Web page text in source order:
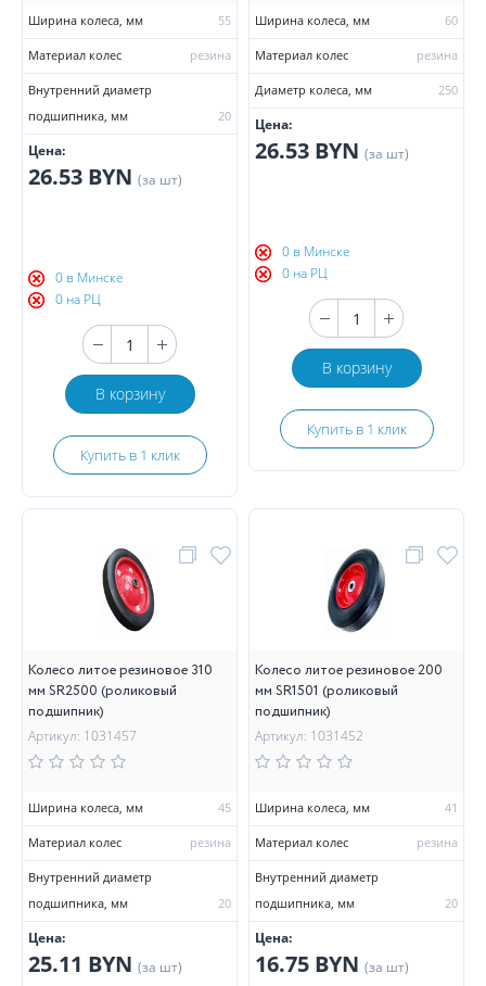
Ширина колеса, мм 55
Материал колес резина
Внутренний диаметр
подшипника, мм
20
Цена:
26.53 BYN (за шт)
0 в Минске
0 на РЦ
В корзину
Купить в 1 клик
Ширина колеса, мм 60
Материал колес резина
Диаметр колеса, мм 250
Цена:
26.53 BYN (за шт)
0 в Минске
0 на РЦ
В корзину
Купить в 1 клик
Колесо литое резиновое 310
мм SR2500 (роликовый
подшипник)
Артикул: 1031457
Ширина колеса, мм 45
Материал колес резина
Внутренний диаметр
подшипника, мм
20
Цена:
25.11 BYN (за шт)
Колесо литое резиновое 200
мм SR1501 (роликовый
подшипник)
Артикул: 1031452
Ширина колеса, мм 41
Материал колес резина
Внутренний диаметр
подшипника, мм
20
Цена:
16.75 BYN (за шт)